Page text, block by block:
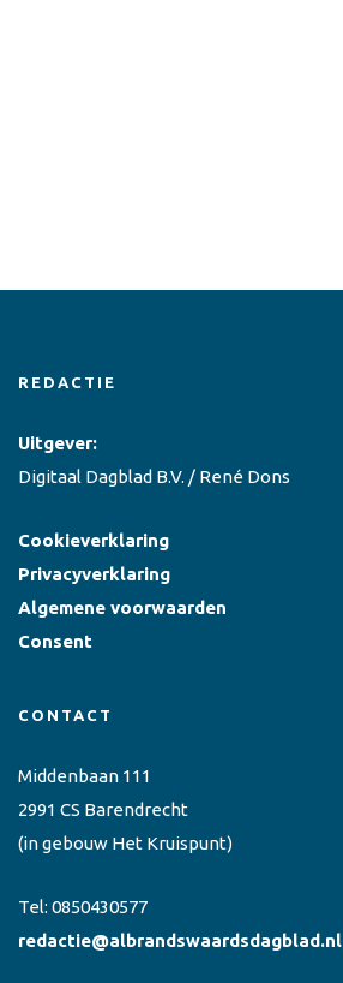
REDACTIE
Uitgever:
Digitaal Dagblad B.V. / René Dons
Cookieverklaring
Privacyverklaring
Algemene voorwaarden
Consent
CONTACT
Middenbaan 111
2991 CS Barendrecht
(in gebouw Het Kruispunt)
Tel: 0850430577
redactie@albrandswaardsdagblad.nl